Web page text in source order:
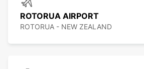
ROTORUA AIRPORT
ROTORUA - NEW ZEALAND